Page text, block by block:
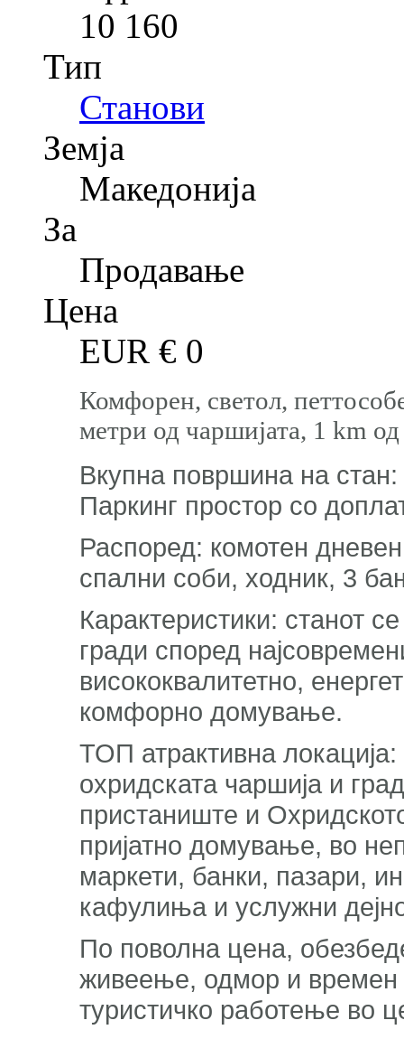
10 160
Тип
Станови
Земја
Македонија
За
Продавање
Цена
EUR € 0
Комфорен, светол,
метри од чаршијата, 1 km
Вкупна површина на стан:
Паркинг простор со
Распоред: комотен дневен
спални соби, ходник, 3
Карактеристики: станот
гради според
висококвалитетно,
комфорно домување.
ТОП атрактивна
охридската чаршија и
пристаниште и
пријатно домување, во
маркети, банки, пазари,
кафулиња и услужни
По поволна цена,
живеење, одмор и времен
туристичко работење во